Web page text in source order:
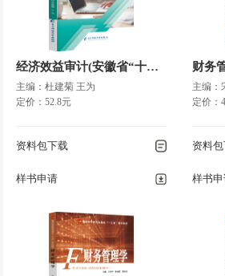
经济效益审计(安徽省“十三五”国家规划教材)
主编：杜建菊 王为
定价：52.8元
资料包下载
样书申请
主编：
定价：
资料
样书